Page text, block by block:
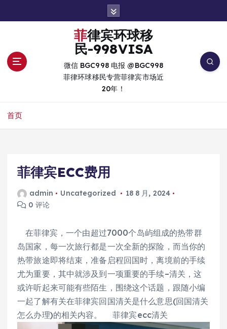
菲律宾环球移
民-998VISA
微信 BGC998 电报 @BGC998
菲律环球移民专营菲律宾市场近
20年！
首页
菲律宾ECC费用
admin Uncategorized
18 8 月, 2024
0 评论
在菲律宾，一个由超过7000个岛屿组成的热带群
岛国家，每一次旅行都是一次全新的探险，而当你的
热带旅途即将结束，准备启程回国时，离境前的手续
尤为重要，其中就涉及到一项重要的手续–清关，这
或许听起来可能有些陌生，围绕这个话题，跟随小编
一起了解有关在菲律宾回国清关是什么意思(回国清关
怎么办理)的相关内容。 菲律宾ecc清关